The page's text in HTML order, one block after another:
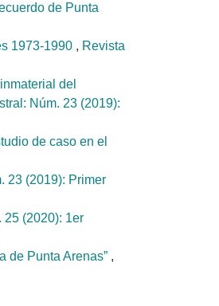
de Punta
1973-1990 , Revista
del
Núm. 23 (2019):
de caso en el
23 (2019): Primer
25 (2020): 1er
de Punta Arenas” ,